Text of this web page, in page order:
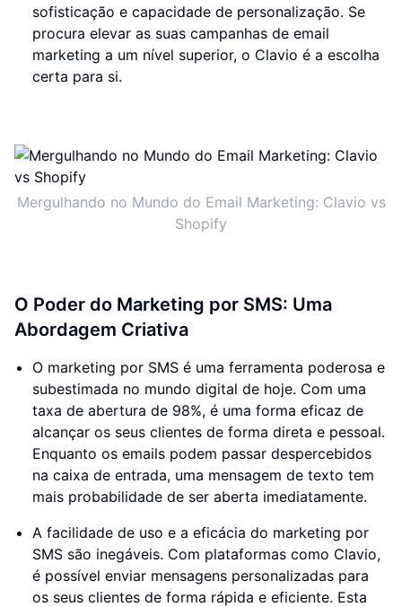
sofisticação e capacidade de personalização. Se
procura elevar as suas campanhas de email
marketing a um nível superior, o Clavio é a escolha
certa para si.
Mergulhando no Mundo do Email Marketing: Clavio vs
Shopify
O Poder do Marketing por SMS: Uma
Abordagem Criativa
O marketing por SMS é uma ferramenta poderosa e
subestimada no mundo digital de hoje. Com uma
taxa de abertura de 98%, é uma forma eficaz de
alcançar os seus clientes de forma direta e pessoal.
Enquanto os emails podem passar despercebidos
na caixa de entrada, uma mensagem de texto tem
mais probabilidade de ser aberta imediatamente.
A facilidade de uso e a eficácia do marketing por
SMS são inegáveis. Com plataformas como Clavio,
é possível enviar mensagens personalizadas para
os seus clientes de forma rápida e eficiente. Esta